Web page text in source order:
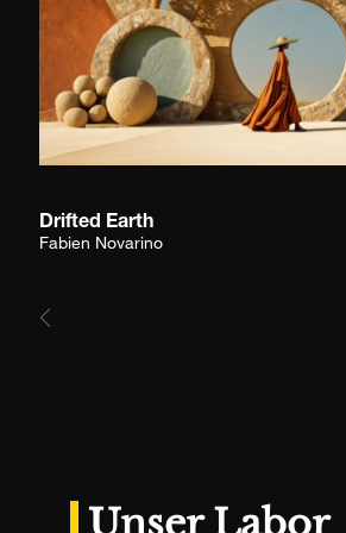
Drifted Earth
Fabien Novarino